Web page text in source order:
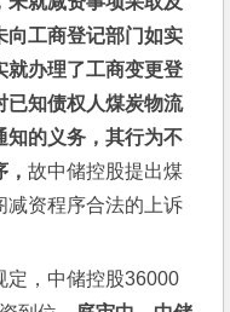
向工商登记部门如实
就办理了工商变更登
已知债权人煤炭物流
知的义务，其行为不
，故中储控股提出煤
减资程序合法的上诉
定，中储控股36000